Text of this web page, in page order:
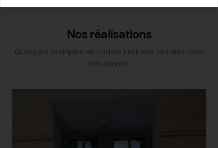
Nos réalisations
Quelques exemples de cadres lumineux installés chez
nos clients.